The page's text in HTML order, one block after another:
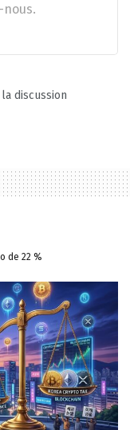
discussion
de 22 %